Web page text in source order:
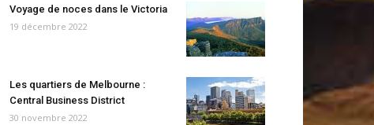
Voyage de noces dans le Victoria
19 décembre 2022
Les quartiers de Melbourne :
Central Business District
30 novembre 2022